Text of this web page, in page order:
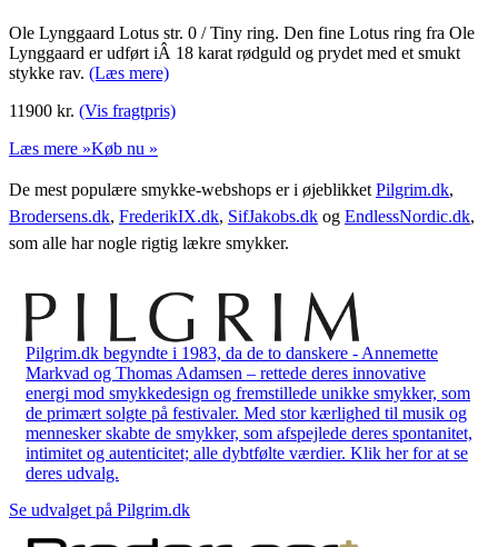
Ole Lynggaard Lotus str. 0 / Tiny ring. Den fine Lotus ring fra Ole
Lynggaard er udført iÂ 18 karat rødguld og prydet med et smukt
stykke rav. (Læs mere)
11900 kr. (Vis fragtpris)
Læs mere »Køb nu »
De mest populære smykke-webshops er i øjeblikket Pilgrim.dk,
Brodersens.dk, FrederikIX.dk, SifJakobs.dk og EndlessNordic.dk,
som alle har nogle rigtig lækre smykker.
Pilgrim.dk begyndte i 1983, da de to danskere - Annemette
Markvad og Thomas Adamsen – rettede deres innovative
energi mod smykkedesign og fremstillede unikke smykker, som
de primært solgte på festivaler. Med stor kærlighed til musik og
mennesker skabte de smykker, som afspejlede deres spontanitet,
intimitet og autenticitet; alle dybtfølte værdier. Klik her for at se
deres udvalg.
Se udvalget på Pilgrim.dk